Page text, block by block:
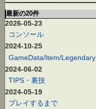
最新の20件
2026-05-23
コンソール
2024-10-25
GameData/Item/Legendary
2024-06-02
TIPS・裏技
2024-05-19
プレイするまで